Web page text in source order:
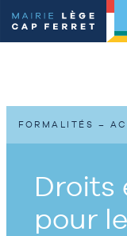
au
contenu
de
au
pied
de
Droits
pour
FORMALITÉS –